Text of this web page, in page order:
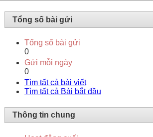
Tổng số bài gửi
Tổng số bài gửi
0
Gửi mỗi ngày
0
Tìm tất cả bài viết
Tìm tất cả Bài bắt đầu
Thông tin chung